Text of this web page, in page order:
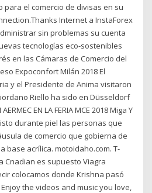
para el comercio de divisas en su
Internet a InstaForex
sin problemas su cuenta
tecnologías eco-sostenibles
en las Cámaras de Comercio del
Expoconfort Milán 2018 El
y el Presidente de Anima visitaron
Riello ha sido en Düsseldorf
EN LA FERIA MCE 2018 Miga Y
durante piel las personas que
de comercio que gobierna de
base acrílica. motoidaho.com. T-
Cnadian es supuesto Viagra
colocamos donde Krishna pasó
the videos and music you love,